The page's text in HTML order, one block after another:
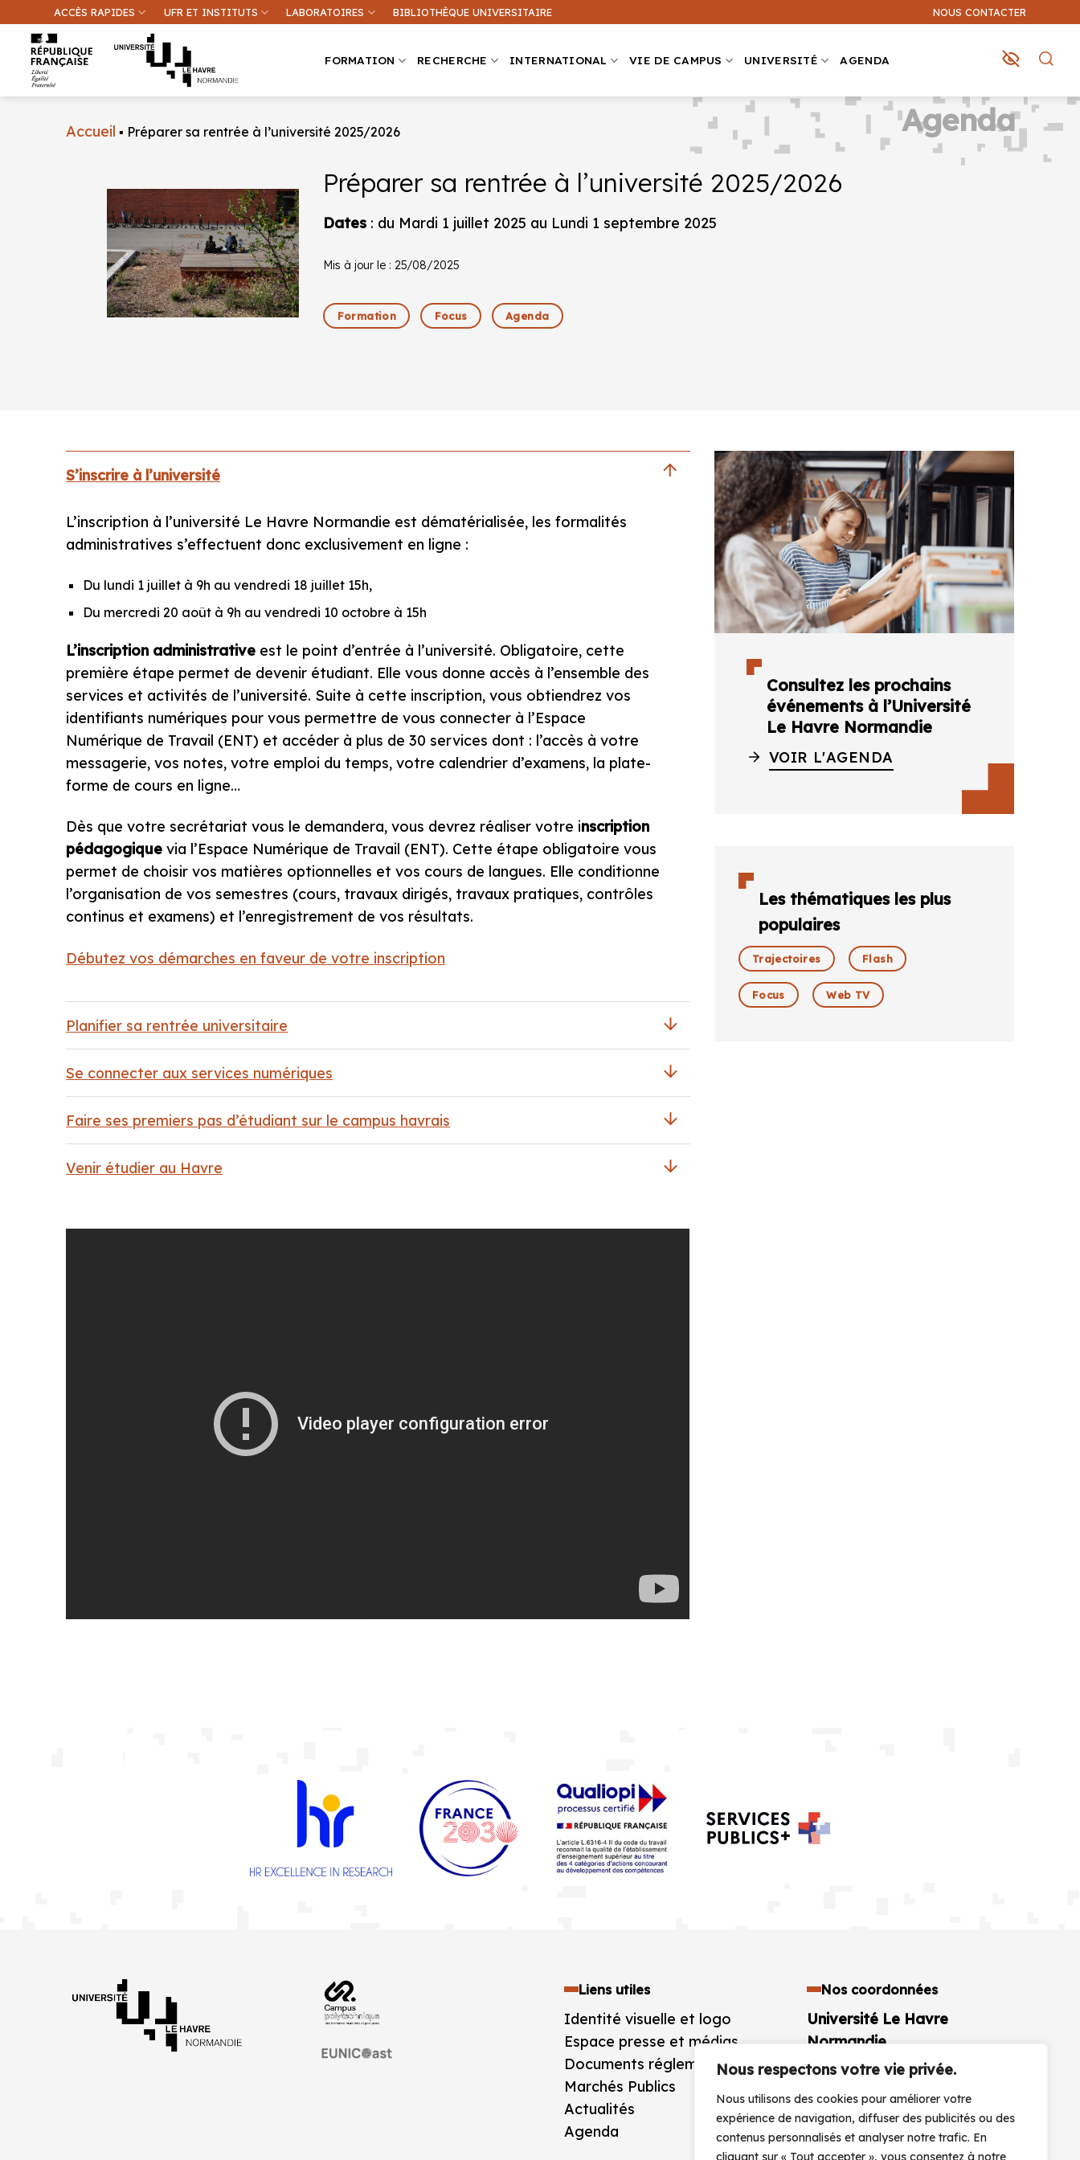
Nous respectons votre vie privée.
Nous utilisons des cookies pour améliorer votre
expérience de navigation, diffuser des publicités ou des
contenus personnalisés et analyser notre trafic. En
cliquant sur « Tout accepter », vous consentez à notre
contenu
ACCÈS RAPIDES UFR ET INSTITUTS LABORATOIRES BIBLIOTHÈQUE UNIVERSITAIRE NOUS CONTACTER
FORMATION RECHERCHE INTERNATIONAL VIE DE CAMPUS UNIVERSITÉ AGENDA
Que recherchez-vous ?
Une information sur ce site Une formation
Accueil ▪ Préparer sa rentrée à l’université 2025/2026
Préparer sa rentrée à l’université 2025/2026
Dates : du Mardi 1 juillet 2025 au Lundi 1 septembre 2025
Mis à jour le : 25/08/2025
Formation Focus Agenda
Agenda
S’inscrire à l’université
L’inscription à l’université Le Havre Normandie est dématérialisée, les formalités
administratives s’effectuent donc exclusivement en ligne :
Du lundi 1 juillet à 9h au vendredi 18 juillet 15h,
Du mercredi 20 août à 9h au vendredi 10 octobre à 15h
L’inscription administrative est le point d’entrée à l’université. Obligatoire, cette
première étape permet de devenir étudiant. Elle vous donne accès à l’ensemble des
services et activités de l’université. Suite à cette inscription, vous obtiendrez vos
identifiants numériques pour vous permettre de vous connecter à l’Espace
Numérique de Travail (ENT) et accéder à plus de 30 services dont : l’accès à votre
messagerie, vos notes, votre emploi du temps, votre calendrier d’examens, la plate-
forme de cours en ligne…
Dès que votre secrétariat vous le demandera, vous devrez réaliser votre inscription
pédagogique via l’Espace Numérique de Travail (ENT). Cette étape obligatoire vous
permet de choisir vos matières optionnelles et vos cours de langues. Elle conditionne
l’organisation de vos semestres (cours, travaux dirigés, travaux pratiques, contrôles
continus et examens) et l’enregistrement de vos résultats.
Débutez vos démarches en faveur de votre inscription
Planifier sa rentrée universitaire
Se connecter aux services numériques
Faire ses premiers pas d’étudiant sur le campus havrais
Venir étudier au Havre
Consultez les prochains
événements à l’Université
Le Havre Normandie
VOIR L'AGENDA
Les thématiques les plus
populaires
Trajectoires Flash
Focus Web TV
Liens utiles
Identité visuelle et logo
Espace presse et médias
Documents réglementaires
Marchés Publics
Actualités
Agenda
Nos coordonnées
Université Le Havre
Normandie
25 rue Philippe Lebon BP 1123
France
+33 (0)2 32 74 40 00